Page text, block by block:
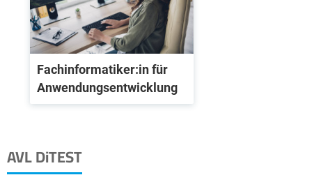
Fachinformatiker:in für
Anwendungsentwicklung
AVL DiTEST